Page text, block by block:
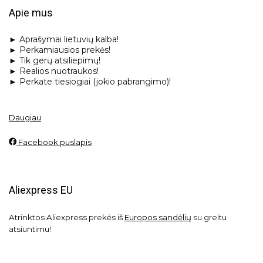
Sodo prekės
Striukės
Striukės mergaitėms
Suknelės
Švarkai
Vaikiški kilimai
Vaistinės prekės
Vyrams (drabužiai, avalynė, aksesuarai)
Žaislai, prekės vaikams ir kūdikiams
Žuvims
Apie mus
► Aprašymai lietuvių kalba!
► Perkamiausios prekės!
► Tik gerų atsiliepimų!
► Realios nuotraukos!
► Perkate tiesiogiai (jokio pabrangimo)!
Daugiau
Facebook puslapis
Aliexpress EU
Atrinktos Aliexpress prekės iš Europos sandėlių su greitu
atsiuntimu!